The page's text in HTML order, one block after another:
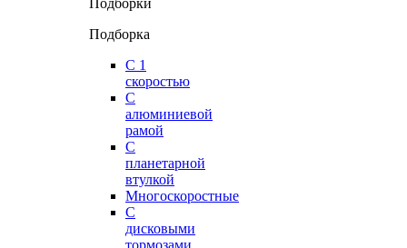
Подборки
Подборка
С 1
скоростью
С
алюминиевой
рамой
С
планетарной
втулкой
Многоскоростные
С
дисковыми
тормозами